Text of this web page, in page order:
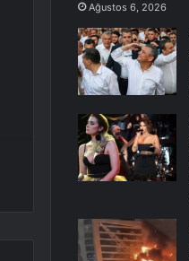
Ağustos 6, 2026